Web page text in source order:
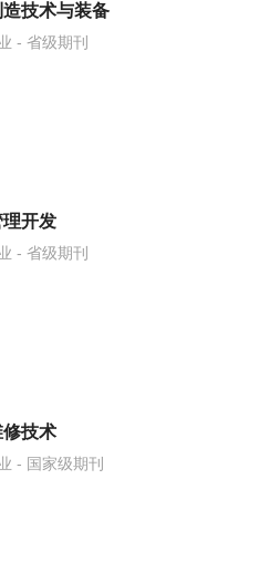
技术与装备
- 省级期刊
开发
- 省级期刊
技术
- 国家级期刊